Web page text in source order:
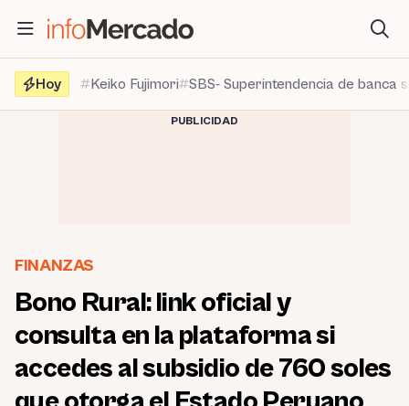
contenido
Hoy
Keiko Fujimori SBS- Superintendencia de banca
PUBLICIDAD
FINANZAS
Bono Rural: link oficial y
consulta en la plataforma si
accedes al subsidio de 760 soles